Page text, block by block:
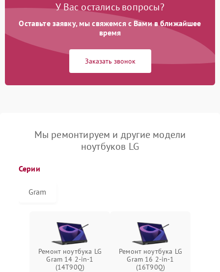
У Вас остались вопросы?
Оставьте заявку, мы свяжемся с Вами в ближайшее
время
Заказать звонок
Мы ремонтируем и другие модели
ноутбуков LG
Серии
Gram
Ремонт ноутбука LG
Gram 14 2-in-1
(14T90Q)
Ремонт ноутбука LG
Gram 16 2-in-1
(16T90Q)